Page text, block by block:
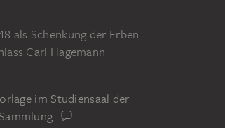
als Schenkung der Erben
Carl Hagemann
im Studiensaal der